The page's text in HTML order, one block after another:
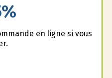
en ligne si vous